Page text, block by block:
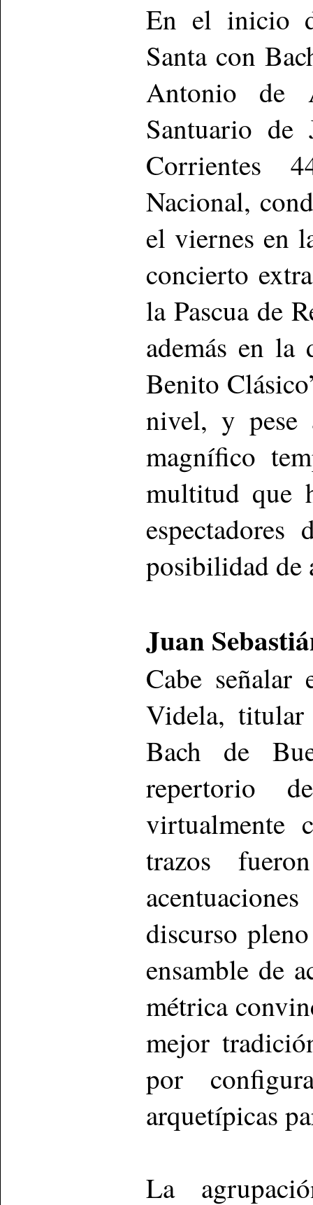
En el inicio
Santa con
Antonio de
Santuario de
Corrientes
Nacional,
el viernes en
concierto
la Pascua de
además en la
Benito
nivel, y pese
magnífico
multitud que
posibilidad de
Juan
Cabe
Videla, titular
Bach de
repertorio
virtualmente
trazos
discurso
ensamble de
métrica
mejor
por
arquetípicas
La